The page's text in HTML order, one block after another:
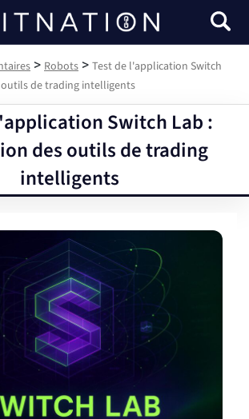
Bitnation
> Robots > Test de l'application Switch
outils de trading intelligents
Switch Lab :
des outils de trading
intelligents